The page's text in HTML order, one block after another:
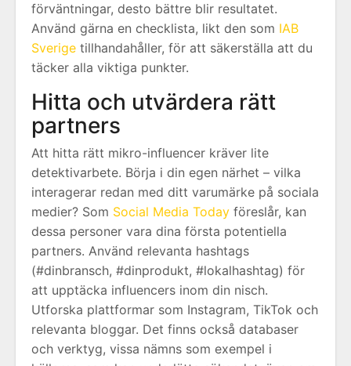
förväntningar, desto bättre blir resultatet.
Använd gärna en checklista, likt den som IAB
Sverige tillhandahåller, för att säkerställa att du
täcker alla viktiga punkter.
Hitta och utvärdera rätt
partners
Att hitta rätt mikro-influencer kräver lite
detektivarbete. Börja i din egen närhet – vilka
interagerar redan med ditt varumärke på sociala
medier? Som Social Media Today föreslår, kan
dessa personer vara dina första potentiella
partners. Använd relevanta hashtags
(#dinbransch, #dinprodukt, #lokalhashtag) för
att upptäcka influencers inom din nisch.
Utforska plattformar som Instagram, TikTok och
relevanta bloggar. Det finns också databaser
och verktyg, vissa nämns som exempel i